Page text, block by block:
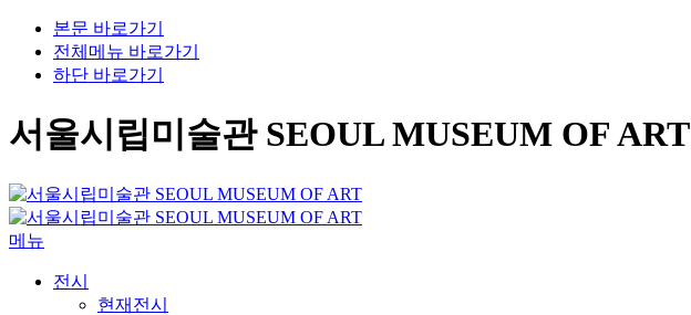
본문 바로가기
전체메뉴 바로가기
하단 바로가기
서울시립미술관 SEOUL MUSEUM OF ART
메뉴
전시
현재전시